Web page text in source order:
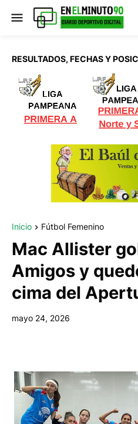
RESULTADOS, FECHAS Y
Inicio Fútbol Femenino
Mac Allister
Amigos y
cima del
mayo 24, 2026